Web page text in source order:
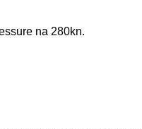
na 280kn.